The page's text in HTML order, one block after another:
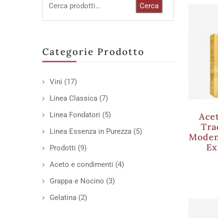
Cerca
Categorie Prodotto
Vini (17)
Linea Classica (7)
Linea Fondatori (5)
Linea Essenza in Purezza (5)
Prodotti (9)
Aceto e condimenti (4)
Grappa e Nocino (3)
Gelatina (2)